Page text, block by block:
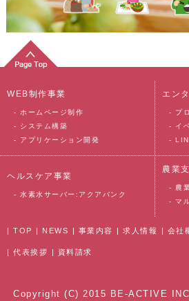
WEB制作事業
- ホームページ制作
- システム構築
- アプリケーション開発
エン
- プ
- イ
-
ヘルスケア事業
- 水素水サーバー:アクアバンク
農業
- 農
- マ
| TOP | NEWS | 事業内容 | 求人情報 | 会社
| 代表挨拶 | 資料請求
Copyright (C) 2015 BE-ACTIVE